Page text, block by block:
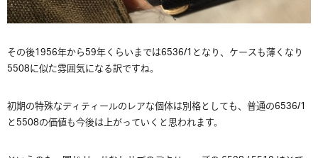
その後1956年から59年くらいまでは6536/1となり、ケースも薄くなり
5508に似た雰囲気になる訳ですね。
初期の特殊なディティールのレアな個体は別格としても、普通の6536/1
と5508の価値も今後は上がっていくと思われます。